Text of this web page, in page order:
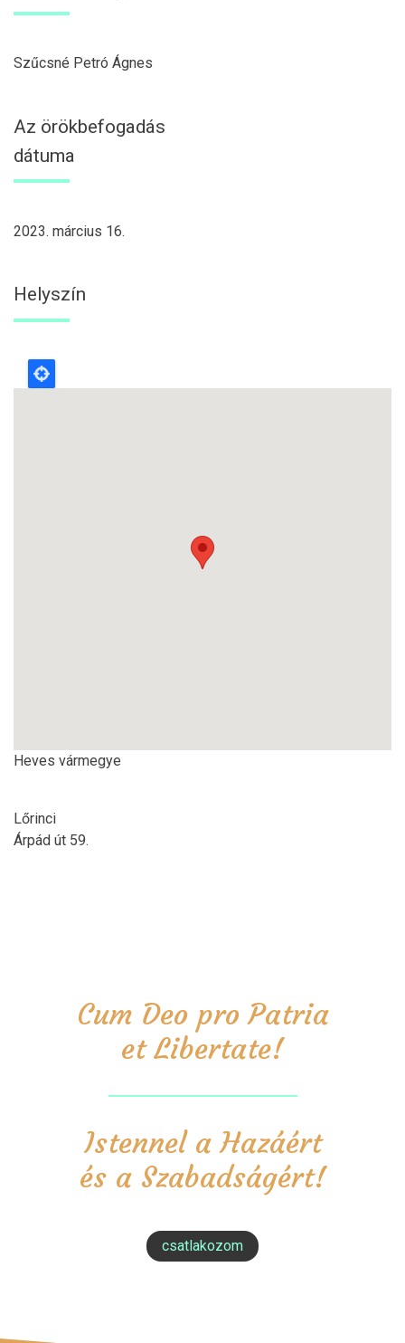
Szűcsné Petró Ágnes
Az örökbefogadás
dátuma
2023. március 16.
Helyszín
Heves vármegye
Lőrinci
Árpád út 59.
Cum Deo pro Patria
et Libertate!
Istennel a Hazáért
és a Szabadságért!
csatlakozom